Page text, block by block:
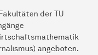
der TU
angeboten.